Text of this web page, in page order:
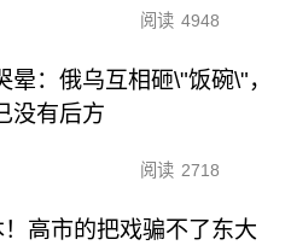
阅读 4948
晕：俄乌互相砸\"饭碗\"，
没有后方
阅读 2718
高市的把戏骗不了东大